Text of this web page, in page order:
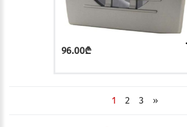
96.00₾
1 2 3 »